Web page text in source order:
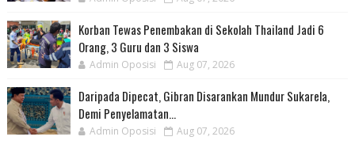
Korban Tewas Penembakan di Sekolah Thailand Jadi 6
Orang, 3 Guru dan 3 Siswa
Admin Oposisi Aug 07, 2026
Daripada Dipecat, Gibran Disarankan Mundur Sukarela,
Demi Penyelamatan...
Admin Oposisi Aug 07, 2026